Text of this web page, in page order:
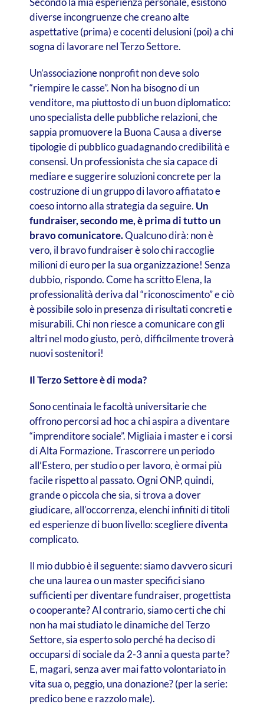
diverse incongruenze che creano alte
aspettative (prima) e cocenti delusioni (poi) a chi
sogna di lavorare nel Terzo Settore.
Un’associazione nonprofit non deve solo
“riempire le casse”. Non ha bisogno di un
venditore, ma piuttosto di un buon diplomatico:
uno specialista delle pubbliche relazioni, che
sappia promuovere la Buona Causa a diverse
tipologie di pubblico guadagnando credibilità e
consensi. Un professionista che sia capace di
mediare e suggerire soluzioni concrete per la
costruzione di un gruppo di lavoro affiatato e
coeso intorno alla strategia da seguire. Un
fundraiser, secondo me, è prima di tutto un
bravo comunicatore.Qualcuno dirà: non è
vero, il bravo fundraiser è solo chi raccoglie
milioni di euro per la sua organizzazione! Senza
dubbio, rispondo. Come ha scritto Elena, la
professionalità deriva dal “riconoscimento” e ciò
è possibile solo in presenza di risultati concreti e
misurabili. Chi non riesce a comunicare con gli
altri nel modo giusto, però, difficilmente troverà
nuovi sostenitori!
Il Terzo Settore è di moda?
Sono centinaia le facoltà universitarie che
offrono percorsi ad hoc a chi aspira a diventare
“imprenditore sociale”. Migliaia i master e i corsi
di Alta Formazione. Trascorrere un periodo
all’Estero, per studio o per lavoro, è ormai più
facile rispetto al passato. Ogni ONP, quindi,
grande o piccola che sia, si trova a dover
giudicare, all’occorrenza, elenchi infiniti di titoli
ed esperienze di buon livello: scegliere diventa
complicato.
Il mio dubbio è il seguente: siamo davvero sicuri
che una laurea o un master specifici siano
sufficienti per diventare fundraiser, progettista
o cooperante? Al contrario, siamo certi che chi
non ha mai studiato le dinamiche del Terzo
Settore, sia esperto solo perché ha deciso di
occuparsi di sociale da 2-3 anni a questa parte?
E, magari, senza aver mai fatto volontariato in
vita sua o, peggio, una donazione? (per la serie:
predico bene e razzolo male).